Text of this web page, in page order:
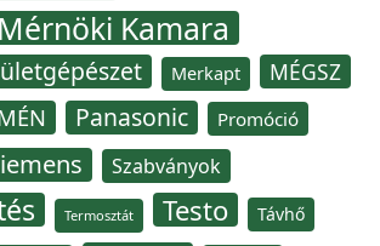
Kamara
Merkapt MÉGSZ
Panasonic Promóció
Szabványok
Termosztát Testo Távhő